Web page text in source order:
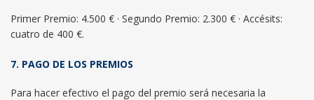
Primer Premio: 4.500 € · Segundo Premio: 2.300 € · Accésits:
cuatro de 400 €.
7. PAGO DE LOS PREMIOS
Para hacer efectivo el pago del premio será necesaria la